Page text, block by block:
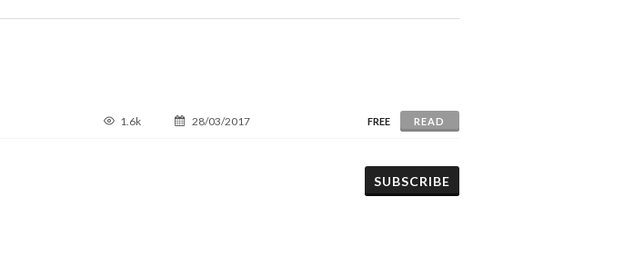
1.6k 28/03/2017 FREE READ
SUBSCRIBE